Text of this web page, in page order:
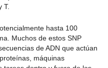
T.
hasta 100
Muchos de estos SNP
de ADN que actúan
máquinas